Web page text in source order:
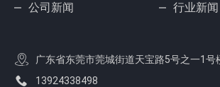
公司新闻 行业新闻
广东省东莞市莞城街道天宝路5号之一1号
13924338498